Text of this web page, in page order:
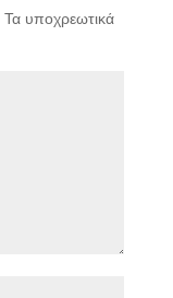
Τα υποχρεωτικά